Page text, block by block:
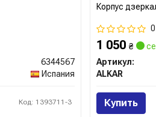
6344567
Испания
Код: 1393711-3
Корпус
1 050₴
Артикул:
ALKAR
Купить